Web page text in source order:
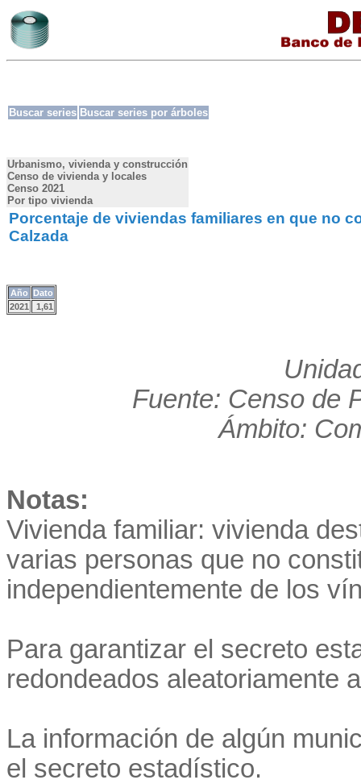
Buscar series Buscar series por árboles
Urbanismo, vivienda y construcción
Censo de vivienda y locales
Censo 2021
Por tipo vivienda
Porcentaje de viviendas familiares en que no
Calzada
Año Dato
2021
1,61
Fuente: Censo de
Ámbito:
Notas:
Vivienda familiar: vivienda
varias personas que no
independientemente de los
Para garantizar el secreto
redondeados aleatoriamente
La información de algún
el secreto estadístico.